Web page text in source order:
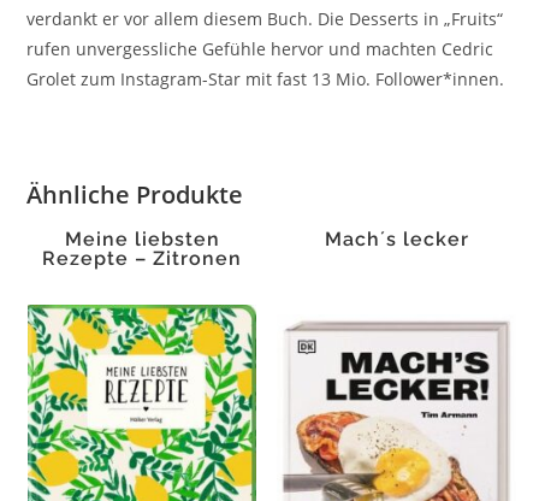
verdankt er vor allem diesem Buch. Die Desserts in „Fruits“
rufen unvergessliche Gefühle hervor und machten Cedric
Grolet zum Instagram-Star mit fast 13 Mio. Follower*innen.
Ähnliche Produkte
Meine liebsten
Rezepte – Zitronen
Mach´s lecker